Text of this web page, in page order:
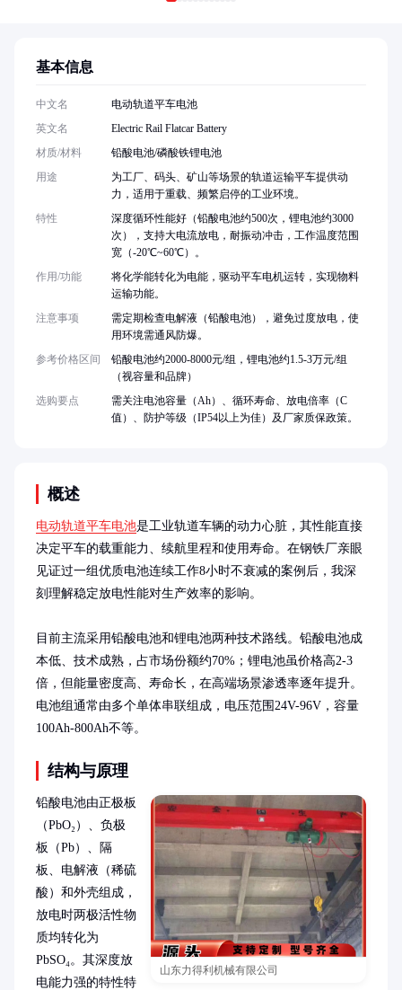
概述
电动轨道平车电池是工业轨道车辆的动力心脏，其性能直接
决定平车的载重能力、续航里程和使用寿命。在钢铁厂亲眼
见证过一组优质电池连续工作8小时不衰减的案例后，我深
刻理解稳定放电性能对生产效率的影响。
目前主流采用铅酸电池和锂电池两种技术路线。铅酸电池成
本低、技术成熟，占市场份额约70%；锂电池虽价格高2-3
倍，但能量密度高、寿命长，在高端场景渗透率逐年提升。
电池组通常由多个单体串联组成，电压范围24V-96V，容量
100Ah-800Ah不等。
结构与原理
山东力得利机械有限公司
铅酸电池由正极板
（PbO₂）、负极
板（Pb）、隔
板、电解液（稀硫
酸）和外壳组成，
放电时两极活性物
质均转化为
PbSO₄。其深度放
电能力强的特性特
基本信息
中文名
电动轨道平车电池
英文名
Electric Rail Flatcar Battery
材质/材料
铅酸电池/磷酸铁锂电池
用途
为工厂、码头、矿山等场景的轨道运输平车提供动
力，适用于重载、频繁启停的工业环境。
特性
深度循环性能好（铅酸电池约500次，锂电池约3000
次），支持大电流放电，耐振动冲击，工作温度范围
宽（-20℃~60℃）。
作用/功能
将化学能转化为电能，驱动平车电机运转，实现物料
运输功能。
注意事项
需定期检查电解液（铅酸电池），避免过度放电，使
用环境需通风防爆。
参考价格区间
铅酸电池约2000-8000元/组，锂电池约1.5-3万元/组
（视容量和品牌）
选购要点
需关注电池容量（Ah）、循环寿命、放电倍率（C
值）、防护等级（IP54以上为佳）及厂家质保政策。